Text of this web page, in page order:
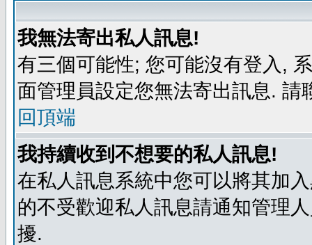
我無法寄出私人訊息!
有三個可能性; 您可能沒有登入,
面管理員設定您無法寄出訊息. 請
回頂端
我持續收到不想要的私人訊息!
在私人訊息系統中您可以將其加
的不受歡迎私人訊息請通知管理
擾.